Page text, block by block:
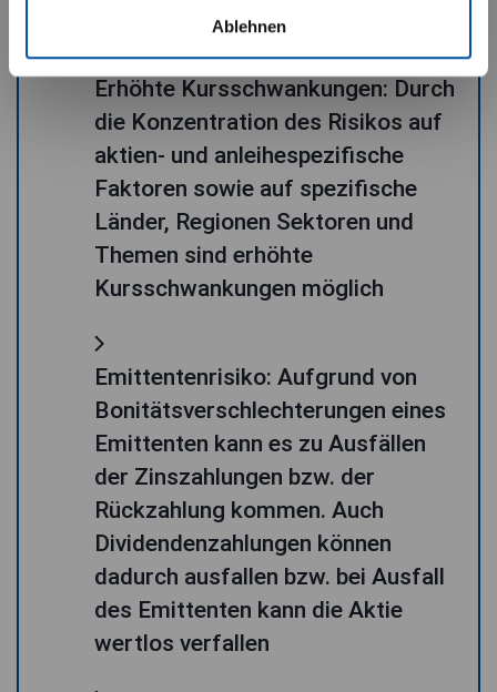
Ablehnen
Erhöhte Kursschwankungen: Durch
die Konzentration des Risikos auf
aktien- und anleihespezifische
Faktoren sowie auf spezifische
Länder, Regionen Sektoren und
Themen sind erhöhte
Kursschwankungen möglich
Emittentenrisiko: Aufgrund von
Bonitätsverschlechterungen eines
Emittenten kann es zu Ausfällen
der Zinszahlungen bzw. der
Rückzahlung kommen. Auch
Dividendenzahlungen können
dadurch ausfallen bzw. bei Ausfall
des Emittenten kann die Aktie
wertlos verfallen